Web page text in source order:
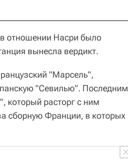
отношении Насри было
вынесла вердикт.
"Марсель",
"Севилью". Последним
который расторг с ним
сборную Франции, в которых